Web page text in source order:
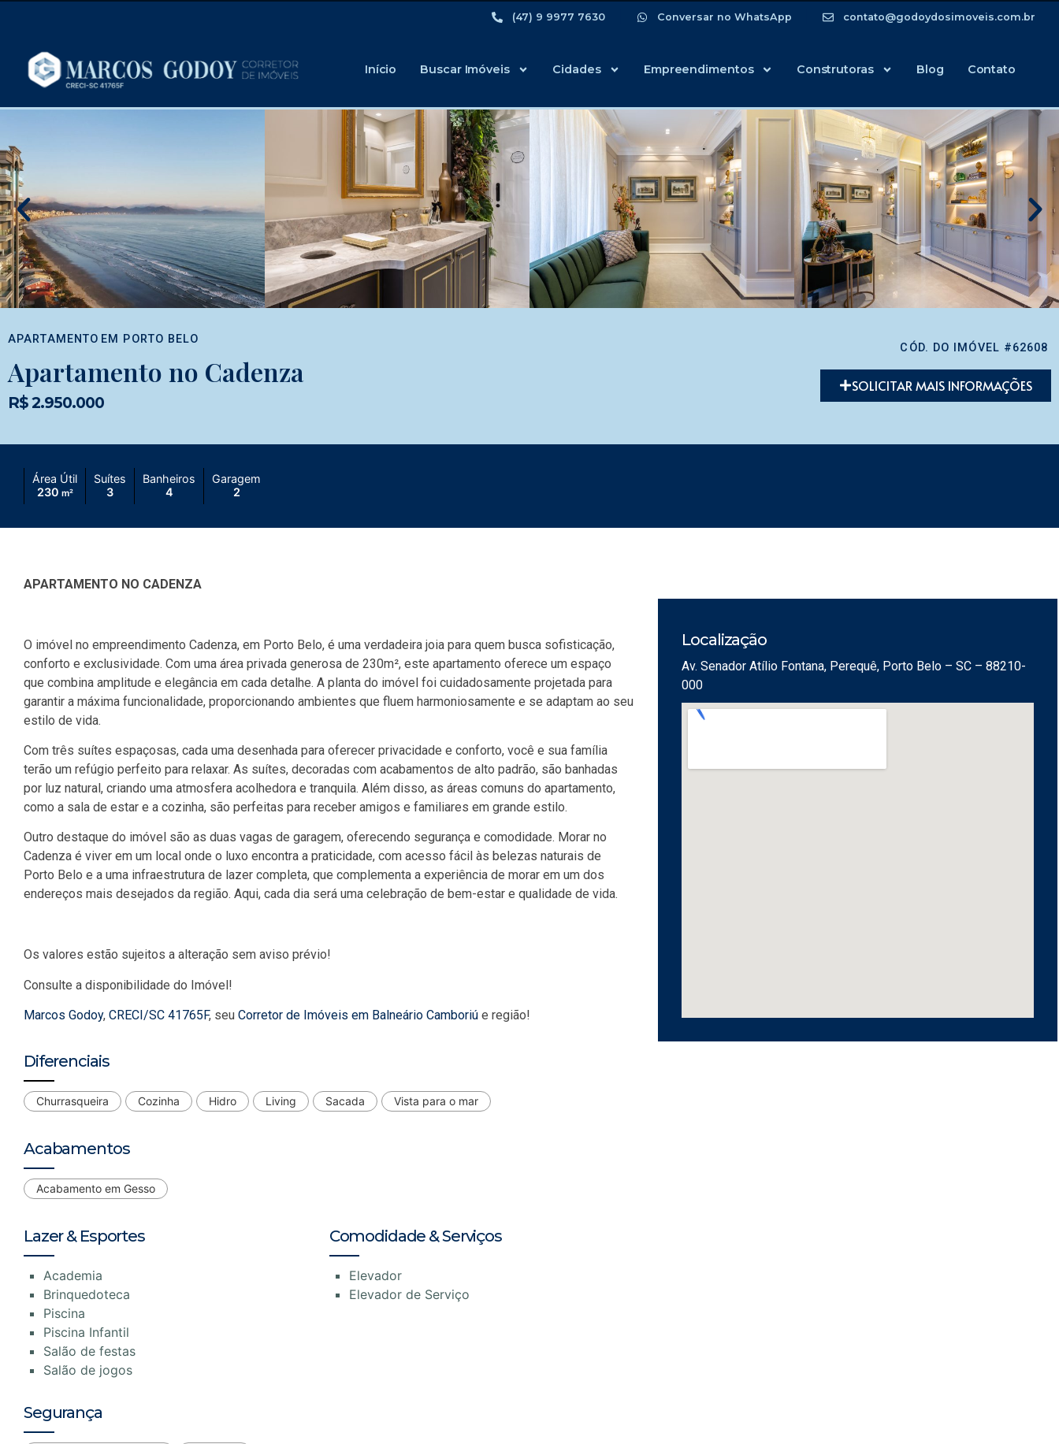
(47) 9 9977 7630 Conversar no WhatsApp contato@godoydosimoveis.com.br
Início Buscar Imóveis Cidades Empreendimentos Construtoras Blog Contato
APARTAMENTO EM PORTO BELO
Apartamento no Cadenza
R$ 2.950.000
CÓD. DO IMÓVEL #62608
SOLICITAR MAIS INFORMAÇÕES
Área Útil
230 m²
Suítes
3
Banheiros
4
Garagem
2
APARTAMENTO NO CADENZA
O imóvel no empreendimento Cadenza, em Porto Belo, é uma verdadeira joia para quem busca sofisticação,
conforto e exclusividade. Com uma área privada generosa de 230m², este apartamento oferece um espaço
que combina amplitude e elegância em cada detalhe. A planta do imóvel foi cuidadosamente projetada para
garantir a máxima funcionalidade, proporcionando ambientes que fluem harmoniosamente e se adaptam ao seu
estilo de vida.
Com três suítes espaçosas, cada uma desenhada para oferecer privacidade e conforto, você e sua família
terão um refúgio perfeito para relaxar. As suítes, decoradas com acabamentos de alto padrão, são banhadas
por luz natural, criando uma atmosfera acolhedora e tranquila. Além disso, as áreas comuns do apartamento,
como a sala de estar e a cozinha, são perfeitas para receber amigos e familiares em grande estilo.
Outro destaque do imóvel são as duas vagas de garagem, oferecendo segurança e comodidade. Morar no
Cadenza é viver em um local onde o luxo encontra a praticidade, com acesso fácil às belezas naturais de
Porto Belo e a uma infraestrutura de lazer completa, que complementa a experiência de morar em um dos
endereços mais desejados da região. Aqui, cada dia será uma celebração de bem-estar e qualidade de vida.
Os valores estão sujeitos a alteração sem aviso prévio!
Consulte a disponibilidade do Imóvel!
Marcos Godoy, CRECI/SC 41765F, seu Corretor de Imóveis em Balneário Camboriú e região!
Diferenciais
Churrasqueira Cozinha Hidro Living Sacada Vista para o mar
Acabamentos
Acabamento em Gesso
Lazer & Esportes
Academia
Brinquedoteca
Piscina
Piscina Infantil
Salão de festas
Salão de jogos
Comodidade & Serviços
Elevador
Elevador de Serviço
Segurança
Localização
Av. Senador Atílio Fontana, Perequê, Porto Belo – SC – 88210-
000